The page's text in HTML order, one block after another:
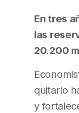
En tres
las
20.200
quitarlo
y